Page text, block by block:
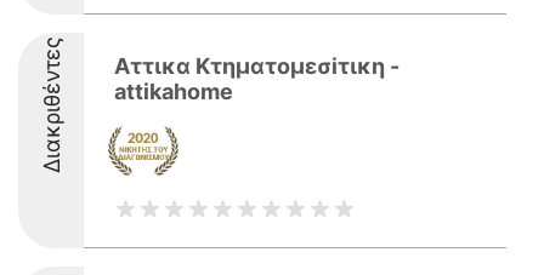
Διακριθέντες
Αττικα Κτηματομεσiτικη -
attikahome